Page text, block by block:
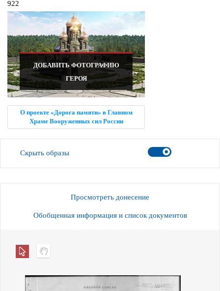
922
ДОБАВИТЬ ФОТОГРАФИЮ
ГЕРОЯ
О проекте «Дорога памяти» в Главном
Храме Вооруженных сил России
Скрыть образы
Просмотреть донесение
Обобщенная информация и список документов